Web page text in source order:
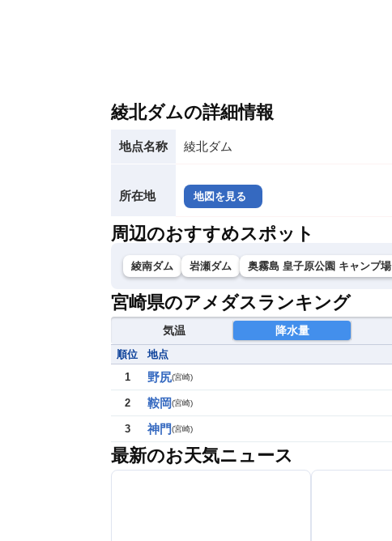
綾北ダムの詳細情報
地点名称 綾北ダム
所在地 地図を見る
周辺のおすすめスポット
綾南ダム 岩瀬ダム 奥霧島 皇子原公園 キャンプ場
宮崎県のアメダスランキング
気温 降水量
順位 地点
1
野尻(宮崎)
2 鞍岡(宮崎)
3 神門(宮崎)
最新のお天気ニュース